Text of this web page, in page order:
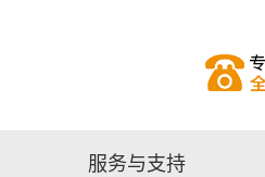
服务与支持